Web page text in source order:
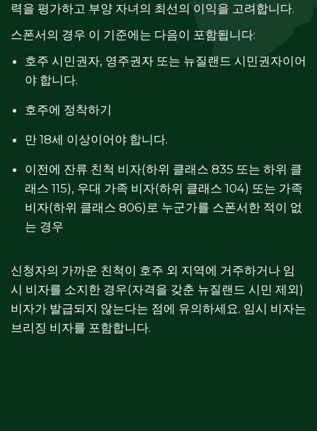
력을 평가하고 부양 자녀의 최선의 이익을 고려합니다.
스폰서의 경우 이 기준에는 다음이 포함됩니다:
호주 시민권자, 영주권자 또는 뉴질랜드 시민권자이어
야 합니다.
호주에 정착하기
만 18세 이상이어야 합니다.
이전에 잔류 친척 비자(하위 클래스 835 또는 하위 클
래스 115), 우대 가족 비자(하위 클래스 104) 또는 가족
비자(하위 클래스 806)로 누군가를 스폰서한 적이 없
는 경우
신청자의 가까운 친척이 호주 외 지역에 거주하거나 임
시 비자를 소지한 경우(자격을 갖춘 뉴질랜드 시민 제외)
비자가 발급되지 않는다는 점에 유의하세요. 임시 비자는
브리징 비자를 포함합니다.